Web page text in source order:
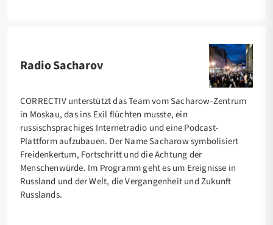
Radio Sacharov
CORRECTIV unterstützt das Team vom Sacharow-Zentrum
in Moskau, das ins Exil flüchten musste, ein
russischsprachiges Internetradio und eine Podcast-
Plattform aufzubauen. Der Name Sacharow symbolisiert
Freidenkertum, Fortschritt und die Achtung der
Menschenwürde. Im Programm geht es um Ereignisse in
Russland und der Welt, die Vergangenheit und Zukunft
Russlands.